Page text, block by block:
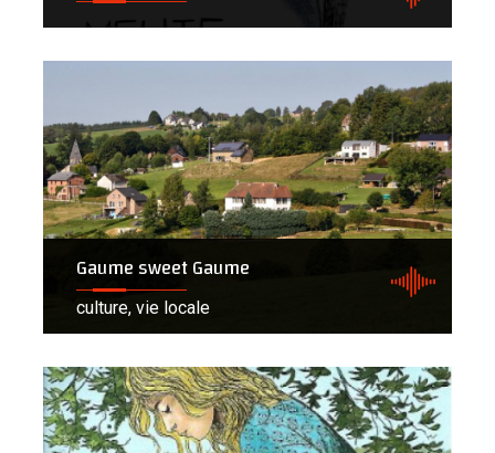
Gaume sweet Gaume
culture, vie locale